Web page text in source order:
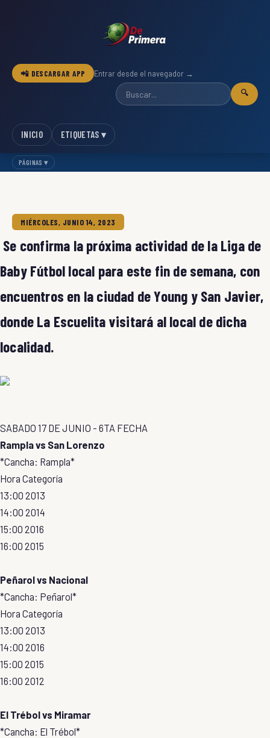
📲 DESCARGAR APP Entrar desde el navegador →
🔍
INICIO ETIQUETAS ▾
PÁGINAS ▾
MIÉRCOLES, JUNIO 14, 2023
Se confirma la próxima actividad de la Liga de
Baby Fútbol local para este fin de semana, con
encuentros en la ciudad de Young y San Javier,
donde La Escuelita visitará al local de dicha
localidad.
SABADO 17 DE JUNIO - 6TA FECHA
Rampla vs San Lorenzo
*Cancha: Rampla*
Hora Categoría
13:00 2013
14:00 2014
15:00 2016
16:00 2015
Peñarol vs Nacional
*Cancha: Peñarol*
Hora Categoría
13:00 2013
14:00 2016
15:00 2015
16:00 2012
El Trébol vs Miramar
*Cancha: El Trébol*